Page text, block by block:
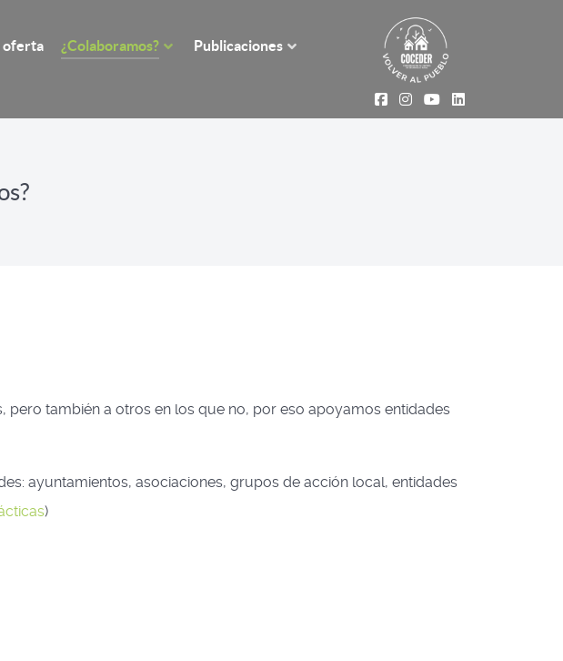
oferta ¿Colaboramos? Publicaciones
también a otros en los que no, por eso apoyamos entidades
ayuntamientos, asociaciones, grupos de acción local, entidades
)